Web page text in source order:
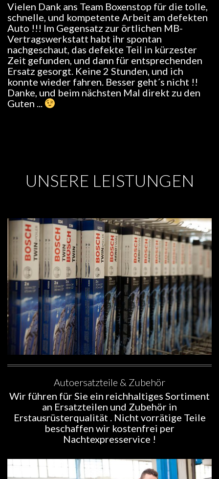
Vielen Dank ans Team Boxenstop für die tolle,
schnelle, und kompetente Arbeit am defekten
Auto !!! Im Gegensatz zur örtlichen MB-
Vertragswerkstatt habt ihr spontan
nachgeschaut, das defekte Teil in kürzester
Zeit gefunden, und dann für entsprechenden
Ersatz gesorgt. Keine 2 Stunden, und ich
konnte wieder fahren. Besser geht´s nicht !!
Danke, und beim nächsten Mal direkt zu den
Guten ...
UNSERE LEISTUNGEN
Autoersatzteile & Zubehör
Wir führen für Sie ein reichhaltiges Sortiment
an Ersatzteilen und Zubehör in
Erstausrüsterqualität . Nicht vorrätige Teile
beschaffen wir kostenfrei per
Nachtexpresservice !